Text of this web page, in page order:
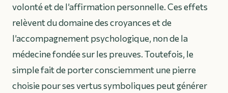
volonté et de l’affirmation personnelle. Ces effets
relèvent du domaine des croyances et de
l’accompagnement psychologique, non de la
médecine fondée sur les preuves. Toutefois, le
simple fait de porter consciemment une pierre
choisie pour ses vertus symboliques peut générer